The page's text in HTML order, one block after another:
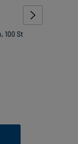
100 St